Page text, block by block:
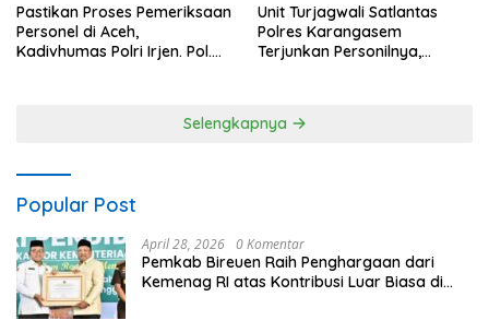
Pastikan Proses Pemeriksaan
Personel di Aceh,
Kadivhumas Polri Irjen. Pol.
Unit Turjagwali Satlantas
Polres Karangasem
Terjunkan Personilnya,
Selengkapnya
Popular Post
April 28, 2026 0 Komentar
Pemkab Bireuen Raih Penghargaan dari
Kemenag RI atas Kontribusi Luar Biasa di